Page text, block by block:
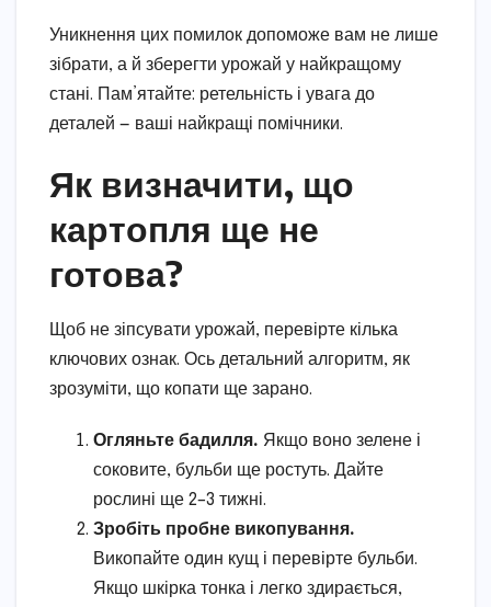
Уникнення цих помилок допоможе вам не лише
зібрати, а й зберегти урожай у найкращому
стані. Пам’ятайте: ретельність і увага до
деталей — ваші найкращі помічники.
Як визначити, що
картопля ще не
готова?
Щоб не зіпсувати урожай, перевірте кілька
ключових ознак. Ось детальний алгоритм, як
зрозуміти, що копати ще зарано.
Огляньте бадилля. Якщо воно зелене і
соковите, бульби ще ростуть. Дайте
рослині ще 2–3 тижні.
Зробіть пробне викопування.
Викопайте один кущ і перевірте бульби.
Якщо шкірка тонка і легко здирається,